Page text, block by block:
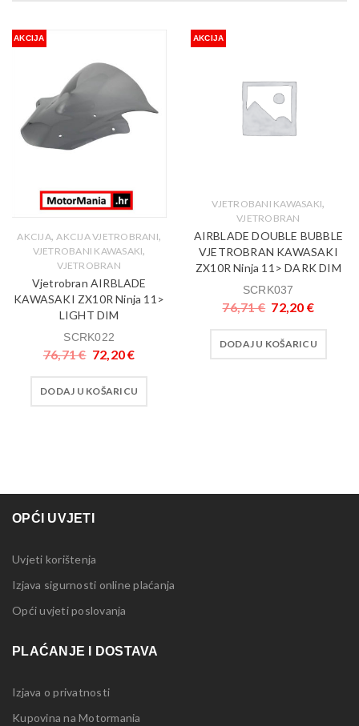
AKCIJA
AKCIJA, AKCIJA VJETROBRANI,
VJETROBANI KAWASAKI,
VJETROBRAN
Vjetrobran AIRBLADE
KAWASAKI ZX10R Ninja 11>
LIGHT DIM
SCRK022
76,71€ 72,20€
DODAJ U KOŠARICU
AKCIJA
VJETROBANI KAWASAKI,
VJETROBRAN
AIRBLADE DOUBLE BUBBLE
VJETROBRAN KAWASAKI
ZX10R Ninja 11> DARK DIM
SCRK037
76,71€ 72,20 €
DODAJ U KOŠARICU
OPĆI UVJETI
Uvjeti korištenja
Izjava sigurnosti online plaćanja
Opći uvjeti poslovanja
PLAĆANJE I DOSTAVA
Izjava o privatnosti
Kupovina na Motormania